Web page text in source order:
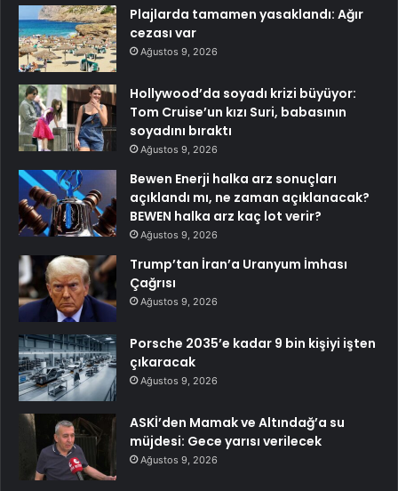
Plajlarda tamamen yasaklandı: Ağır
cezası var
Ağustos 9, 2026
Hollywood’da soyadı krizi büyüyor:
Tom Cruise’un kızı Suri, babasının
soyadını bıraktı
Ağustos 9, 2026
Bewen Enerji halka arz sonuçları
açıklandı mı, ne zaman açıklanacak?
BEWEN halka arz kaç lot verir?
Ağustos 9, 2026
Trump’tan İran’a Uranyum İmhası
Çağrısı
Ağustos 9, 2026
Porsche 2035’e kadar 9 bin kişiyi işten
çıkaracak
Ağustos 9, 2026
ASKİ’den Mamak ve Altındağ’a su
müjdesi: Gece yarısı verilecek
Ağustos 9, 2026